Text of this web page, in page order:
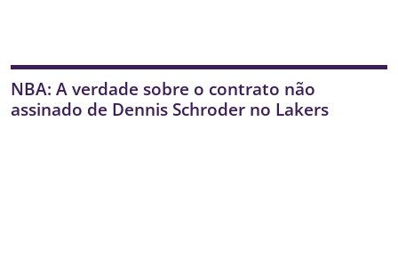
NBA: A verdade sobre o contrato não
assinado de Dennis Schroder no Lakers